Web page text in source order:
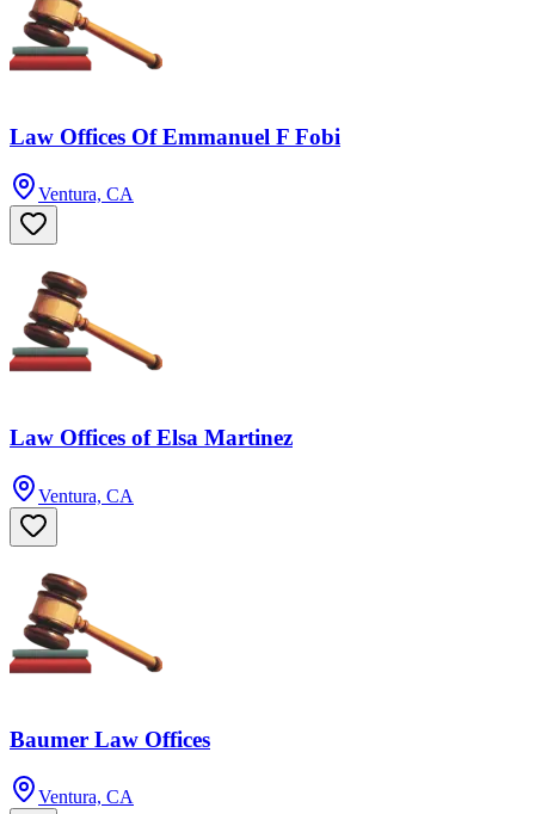
Law Offices Of Emmanuel F Fobi
Ventura, CA
Law Offices of Elsa Martinez
Ventura, CA
Baumer Law Offices
Ventura, CA